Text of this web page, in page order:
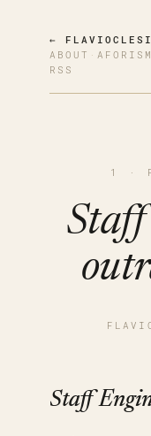
←
ABOUT ·
RSS
1 ·
Staff